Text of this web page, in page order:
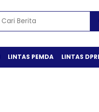
LINTAS PEMDA LINTAS